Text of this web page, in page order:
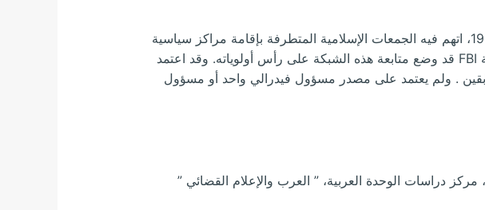
وقد أعاد ايمرسون المحاولة في مقال طويل نشرته صحيفة نيوريبدليك في 12 يونيو 1995، اتهم فيه الجمعات الإسلامية المتطرفة بإقامة مراكز سياسية
ومالية وصناعية لها في الولايات المتحدة الأمريكية واعى أن مكتب التحقيقات الفيدرالية FBI قد وضع متابعة هذه الشبكة على رأس أولوياته. وقد اعتمد
. ولم يعتمد على مصدر مسؤول فيدرالي واحد أو مسؤول
دراسات الوحدة العربية، ” العرب والإعلام القضائي ”